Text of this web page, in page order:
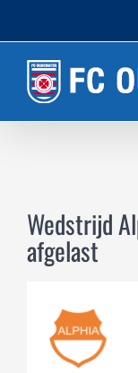
naar
inhoud
Wedstrijd
afgelast
grotere
afbeelding